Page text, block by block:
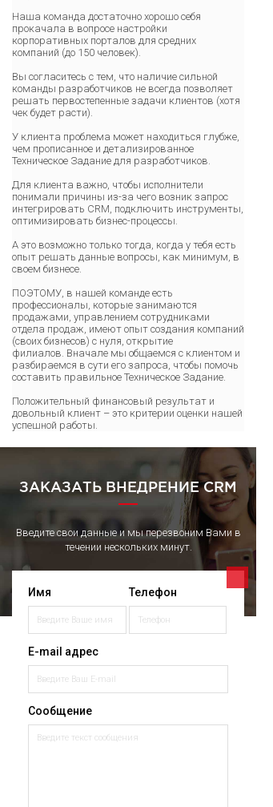
Наша команда достаточно хорошо себя
прокачала в вопросе настройки
корпоративных порталов для средних
компаний (до 150 человек).
Вы согласитесь с тем, что наличие сильной
команды разработчиков не всегда позволяет
решать первостепенные задачи клиентов (хотя
чек будет расти).
У клиента проблема может находиться глубже,
чем прописанное и детализированное
Техническое Задание для разработчиков.
Для клиента важно, чтобы исполнители
понимали причины из-за чего возник запрос
интегрировать CRM, подключить инструменты,
оптимизировать бизнес-процессы.
А это возможно только тогда, когда у тебя есть
опыт решать данные вопросы, как минимум, в
своем бизнесе.
ПОЭТОМУ, в нашей команде есть
профессионалы, которые занимаются
продажами, управлением сотрудниками
отдела продаж, имеют опыт создания компаний
(своих бизнесов) с нуля, открытие
филиалов. Вначале мы общаемся с клиентом и
разбираемся в сути его запроса, чтобы помочь
составить правильное Техническое Задание.
Положительный финансовый результат и
довольный клиент – это критерии оценки нашей
успешной работы.
ЗАКАЗАТЬ ВНЕДРЕНИЕ CRM
Введите свои данные и мы перезвоним Вами в
течении нескольких минут.
Имя Телефон
E-mail адрес
Сообщение